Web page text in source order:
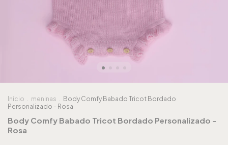
Início . meninas . Body Comfy Babado Tricot Bordado
Personalizado - Rosa
Body Comfy Babado Tricot Bordado Personalizado -
Rosa